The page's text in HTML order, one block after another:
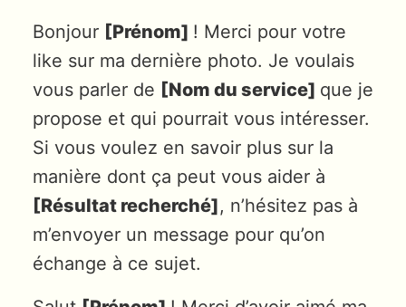
Bonjour [Prénom] ! Merci pour votre
like sur ma dernière photo. Je voulais
vous parler de [Nom du service] que je
propose et qui pourrait vous intéresser.
Si vous voulez en savoir plus sur la
manière dont ça peut vous aider à
[Résultat recherché], n’hésitez pas à
m’envoyer un message pour qu’on
échange à ce sujet.